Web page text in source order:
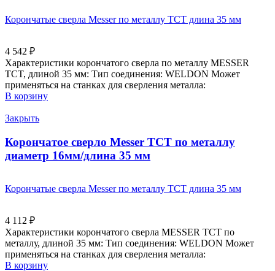
Корончатые сверла Messer по металлу ТСТ длина 35 мм
4 542 ₽
Характеристики корончатого сверла по металлу MESSER
TCT, длиной 35 мм: Тип соединения: WELDON Может
применяться на станках для сверления металла:
В корзину
Закрыть
Корончатое сверло Messer ТСТ по металлу
диаметр 16мм/длина 35 мм
Корончатые сверла Messer по металлу ТСТ длина 35 мм
4 112 ₽
Характеристики корончатого сверла MESSER TCT по
металлу, длиной 35 мм: Тип соединения: WELDON Может
применяться на станках для сверления металла:
В корзину